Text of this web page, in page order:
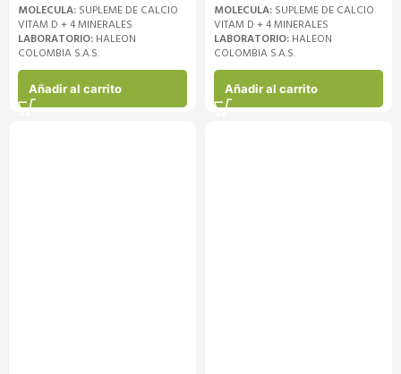
MOLECULA: SUPLEME DE CALCIO
VITAM D + 4 MINERALES
LABORATORIO: HALEON
COLOMBIA S.A.S.
Añadir al carrito
MOLECULA: SUPLEME DE CALCIO
VITAM D + 4 MINERALES
LABORATORIO: HALEON
COLOMBIA S.A.S.
Añadir al carrito